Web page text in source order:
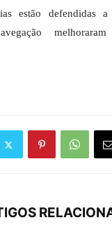
estão defendidas
melhoraram